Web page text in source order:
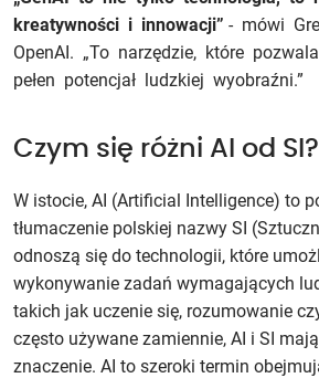
kreatywności i innowacji” - mówi
OpenAI. „To narzędzie, które
pełen potencjał ludzkiej wyobraźni.”
Czym się różni AI od SI?
W istocie, AI (Artificial Intelligence) to
tłumaczenie polskiej nazwy SI
odnoszą się do technologii, które
wykonywanie zadań wymagających
takich jak uczenie się, rozumowanie
często używane zamiennie, AI i SI
znaczenie. AI to szeroki termin